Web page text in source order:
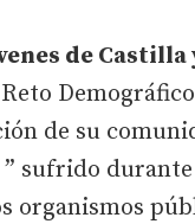
de Castilla
de su
” sufrido durante
organismos